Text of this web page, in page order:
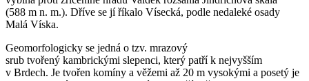
(588 m n. m.). Dříve se jí říkalo Vísecká, podle nedaleké osady
Malá Víska.
Geomorfologicky se jedná o tzv. mrazový
srub tvořený kambrickými slepenci, který patří k nejvyšším
v Brdech. Je tvořen komíny a věžemi až 20 m vysokými a posetý je